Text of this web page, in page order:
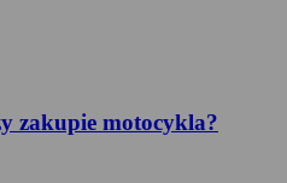
zakupie motocykla?